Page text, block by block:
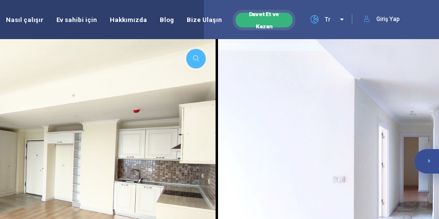
Giriş Yap
Tr
Nasıl çalışır Ev sahibi için Hakkımızda Blog Bize Ulaşın
Davet Et ve
Kazan